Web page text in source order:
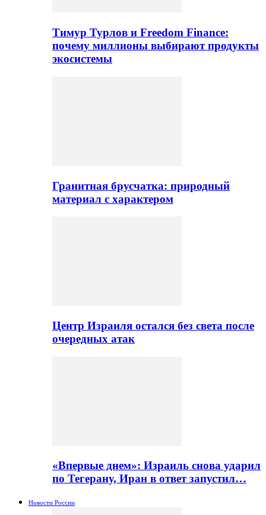
Тимур Турлов и Freedom Finance:
почему миллионы выбирают продукты
экосистемы
Гранитная брусчатка: природный
материал с характером
Центр Израиля остался без света после
очередных атак
«Впервые днем»: Израиль снова ударил
по Тегерану, Иран в ответ запустил…
Новости России